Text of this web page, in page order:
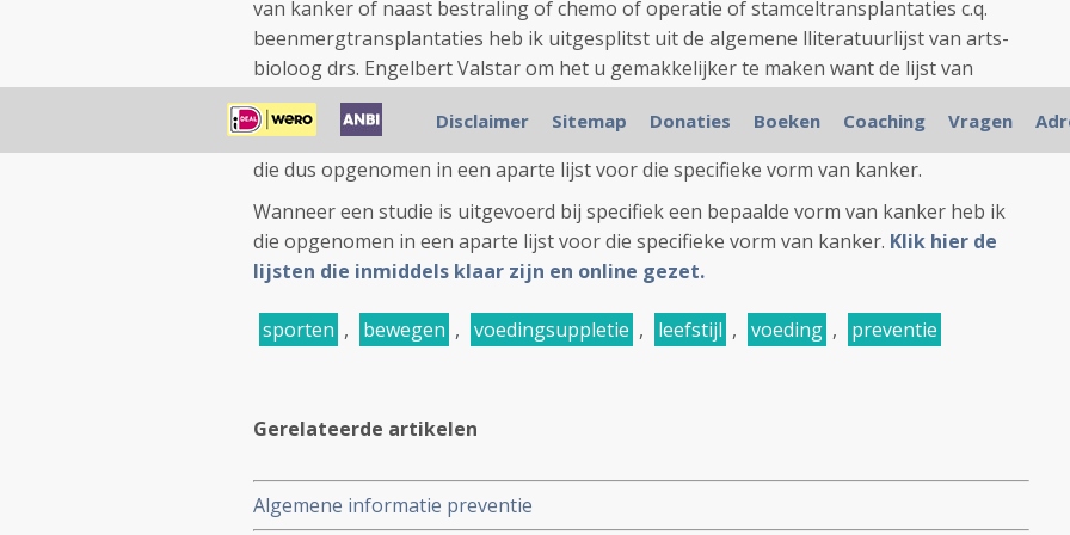
van kanker of naast bestraling of chemo of operatie of stamceltransplantaties c.q.
beenmergtransplantaties heb ik uitgesplitst uit de algemene lliteratuurlijst van arts-
bioloog drs. Engelbert Valstar om het u gemakkelijker te maken want de lijst van
Valstar is te lang en te onoverzichtelijk geworden naar mijn mening.
Wanneer een studie is uitgevoerd bij specifiek een bepaalde vorm van kanker heb ik
die dus opgenomen in een aparte lijst voor die specifieke vorm van kanker.
Wanneer een studie is uitgevoerd bij specifiek een bepaalde vorm van kanker heb ik
die opgenomen in een aparte lijst voor die specifieke vorm van kanker. Klik hier de
lijsten die inmiddels klaar zijn en online gezet.
sporten , bewegen , voedingsuppletie , leefstijl , voeding , preventie
Gerelateerde artikelen
Algemene informatie preventie
Disclaimer Sitemap Donaties Boeken Coaching Vragen